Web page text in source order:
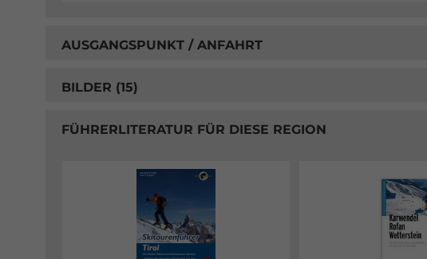
AUSGANGSPUNKT / ANFAHRT
BILDER (15)
FÜHRERLITERATUR FÜR DIESE REGION